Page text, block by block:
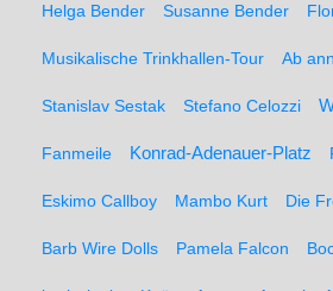
Helga Bender Susanne Bender
Musikalische Trinkhallen-Tour Ab
Stanislav Sestak Stefano Celozzi
Fanmeile Konrad-Adenauer-Platz
Eskimo Callboy Mambo Kurt Die
Barb Wire Dolls Pamela Falcon